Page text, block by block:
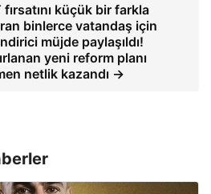
fırsatını küçük bir farkla
binlerce vatandaş için
müjde paylaşıldı!
yeni reform planı
netlik kazandı →